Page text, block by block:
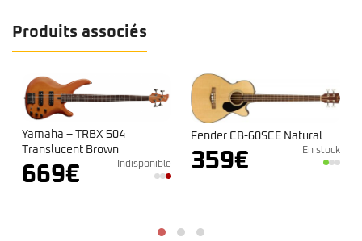
Produits associés
Fender CB-60SCE Natural
359€
Fender CB-60SCE Black
359 En stock